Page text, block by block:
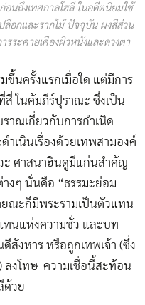
อนถึงเทศกาลโฮลี ในอดีตนิยมใช้
ลือกและรากไม้ ปัจจุบัน ผงสีส่วน
รระคายเคืองผิวหนังและดวงตา
มขึ้นครั้งแรกเมื่อใด แต่มีการ
สี่ ในคัมภีร์ปุราณะ ซึ่งเป็น
าณเกี่ยวกับการกำเนิด
ำเนินเรื่องด้วยเทพสามองค์
ศาสนาฮินดูมีแก่นสำคัญ
งๆ นั่นคือ “ธรรมะย่อม
ยณะก็มีพระรามเป็นตัวแทน
นแห่งความชั่ว และบท
สังหาร หรือถูกเทพเจ้า (ซึ่ง
ลงโทษ ความเชื่อนี้สะท้อน
ด้วย